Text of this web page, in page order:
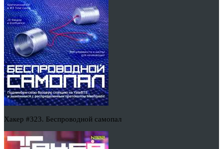
Хакер #323. Беспроводной самопал